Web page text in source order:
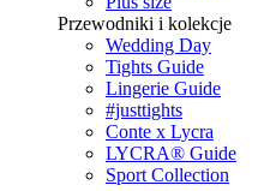
Przewodniki i kolekcje
Wedding Day
Tights Guide
Lingerie Guide
#justtights
Conte x Lycra
LYCRA® Guide
Sport Сollection